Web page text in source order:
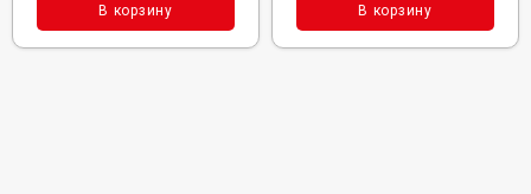
В корзину В корзину